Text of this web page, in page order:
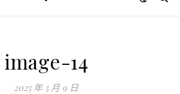
image-14
2025 年 5 月 9 日